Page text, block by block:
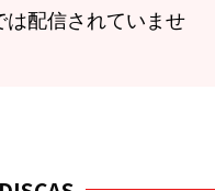
は配信されていませ